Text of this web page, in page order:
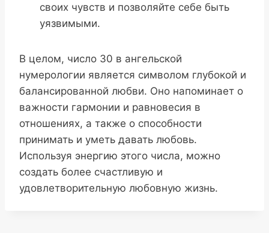
своих чувств и позволяйте себе быть
уязвимыми.
В целом, число 30 в ангельской
нумерологии является символом глубокой и
балансированной любви. Оно напоминает о
важности гармонии и равновесия в
отношениях, а также о способности
принимать и уметь давать любовь.
Используя энергию этого числа, можно
создать более счастливую и
удовлетворительную любовную жизнь.